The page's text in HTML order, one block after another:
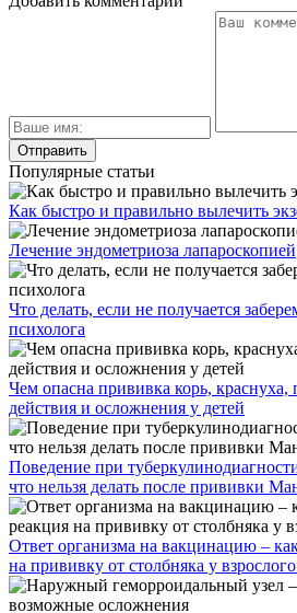
Популярные статьи
Как быстро и правильно вылечить
Лечение эндометриоза лапароскопией
Что делать, если не получается
психолога
Чем опасна прививка корь, краснуха,
действия и осложнения у детей
Поведение при
что нельзя делать после прививки
Ответ организма на вакцинацию –
на прививку от столбняка у